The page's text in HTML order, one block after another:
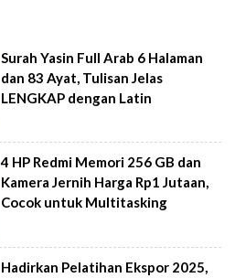
Surah Yasin Full Arab 6 Halaman
dan 83 Ayat, Tulisan Jelas
LENGKAP dengan Latin
4 HP Redmi Memori 256 GB dan
Kamera Jernih Harga Rp1 Jutaan,
Cocok untuk Multitasking
Hadirkan Pelatihan Ekspor 2025,